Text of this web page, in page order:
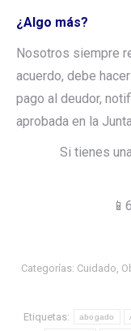
¿Algo más?
Nosotros siempre
acuerdo, debe
pago al deudor,
aprobada en la
Si tienes
Categorías: Cuidado,
Etiquetas: abogado